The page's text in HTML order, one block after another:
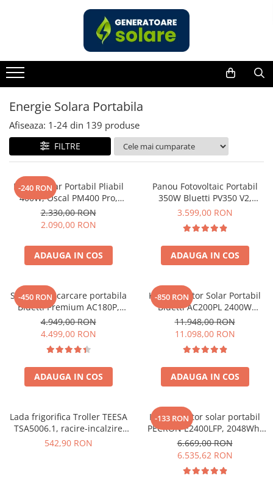
Acasa
Statii de Alimentare Portabile
Pana in 1000W
Intre 1000-2000W
Intre 2000-3000W
Peste 3000W
Cauta dupa marca
Bluetti
EcoFlow
Jackery
Pecron
Xtorm
Vezi toate statiile
Accesorii Statii de Alimentare
Kituri Generatoare Solare
Pana in 1000W
Intre 2000-3000W
Peste 3000W
Cauta dupa marca
Energie Solara Portabila
Afiseaza: 1-24 din 139 produse
FILTRE
-240 RON
Panou Solar Portabil Pliabil
400W, Oscal PM400 Pro,
Monocristalin, ETFE, IP67
2.330,00 RON
2.090,00 RON
ADAUGA IN COS
Panou Fotovoltaic Portabil
350W Bluetti PV350 V2,
Monocristalin, MC4, ETFE,
3.599,00 RON
ADAUGA IN COS
-450 RON
Statie de incarcare portabila
Bluetti Premium AC180P,
Ecran LCD, 1800W, 1440Wh,
LiFePO4, Putere varf 2700W
4.949,00 RON
4.499,00 RON
ADAUGA IN COS
-850 RON
Kit Generator Solar Portabil
Bluetti AC200PL 2400W
2304Wh cu panou 350W
11.948,00 RON
11.098,00 RON
ADAUGA IN COS
Lada frigorifica Troller TEESA
TSA5006.1, racire-incalzire
35L, alimentare bricheta auto
542,90 RON
-133 RON
Kit generator solar portabil
PECRON E2400LFP, 2048Wh,
2400W, 230V, Incarcare super
rapida, LiFePO4, Controler
MPPT dublu, Protectie BMS +
Panou solar 200W
6.669,00 RON
6.535,62 RON